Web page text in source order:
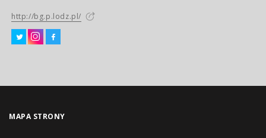
http://bg.p.lodz.pl/
MAPA STRONY